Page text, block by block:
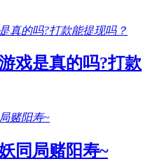
戏是真的吗?打款
同局赌阳寿~